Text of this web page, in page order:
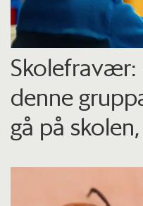
Skolefravær:
denne
gå på